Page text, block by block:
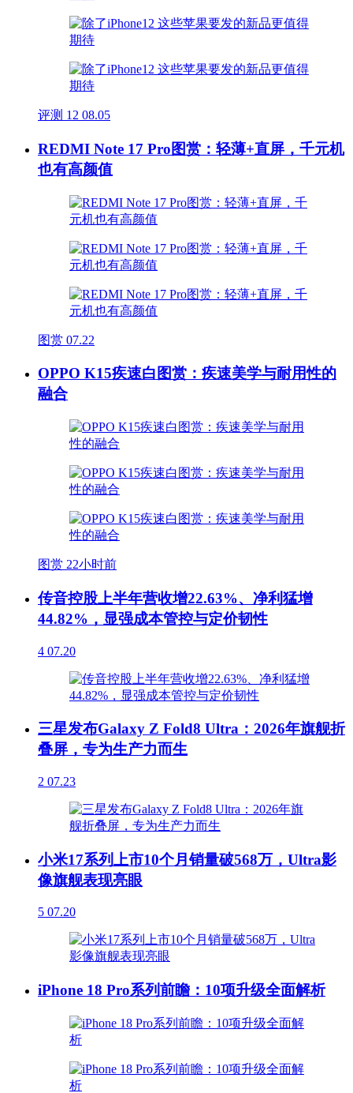
评测 12 08.05
REDMI Note 17 Pro图赏：轻薄+直屏，千元机
也有高颜值
图赏 07.22
OPPO K15疾速白图赏：疾速美学与耐用性的
融合
图赏 22小时前
传音控股上半年营收增22.63%、净利猛增
44.82%，显强成本管控与定价韧性
4 07.20
三星发布Galaxy Z Fold8 Ultra：2026年旗舰折
叠屏，专为生产力而生
2 07.23
小米17系列上市10个月销量破568万，Ultra影
像旗舰表现亮眼
5 07.20
iPhone 18 Pro系列前瞻：10项升级全面解析